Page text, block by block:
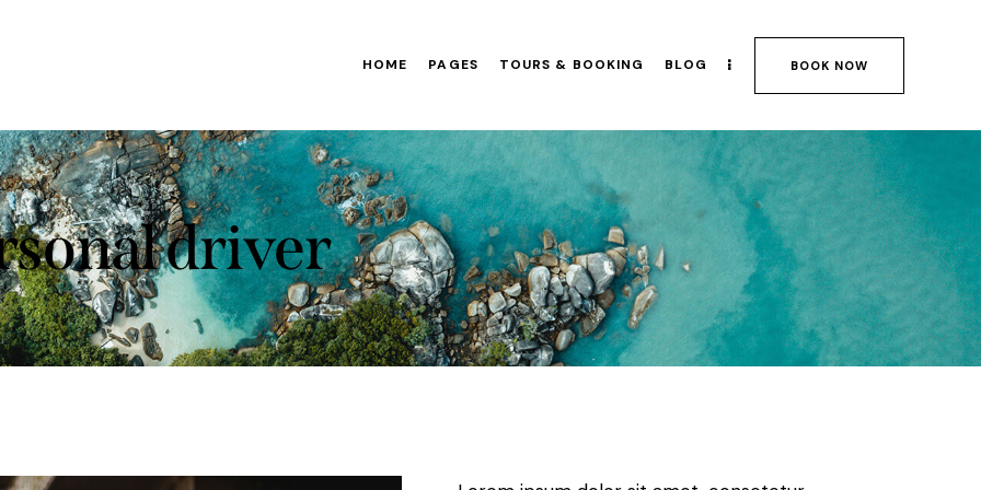
HOME PAGES TOURS & BOOKING BLOG BOOK NOW
driver